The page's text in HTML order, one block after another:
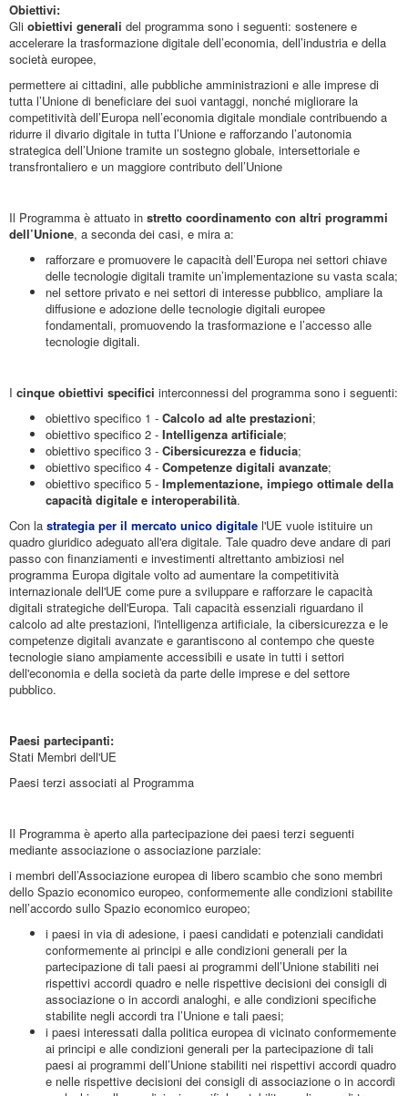
Obiettivi:
Gli obiettivi generali del programma sono i seguenti: sostenere e
accelerare la trasformazione digitale dell’economia, dell’industria e della
società europee,
permettere ai cittadini, alle pubbliche amministrazioni e alle imprese di
tutta l’Unione di beneficiare dei suoi vantaggi, nonché migliorare la
competitività dell’Europa nell’economia digitale mondiale contribuendo a
ridurre il divario digitale in tutta l’Unione e rafforzando l’autonomia
strategica dell’Unione tramite un sostegno globale, intersettoriale e
transfrontaliero e un maggiore contributo dell’Unione
Il Programma è attuato in stretto coordinamento con altri programmi
dell’Unione, a seconda dei casi, e mira a:
rafforzare e promuovere le capacità dell’Europa nei settori chiave
delle tecnologie digitali tramite un’implementazione su vasta scala;
nel settore privato e nei settori di interesse pubblico, ampliare la
diffusione e adozione delle tecnologie digitali europee
fondamentali, promuovendo la trasformazione e l’accesso alle
tecnologie digitali.
I cinque obiettivi specifici interconnessi del programma sono i seguenti:
obiettivo specifico 1 - Calcolo ad alte prestazioni;
obiettivo specifico 2 - Intelligenza artificiale;
obiettivo specifico 3 - Cibersicurezza e fiducia;
obiettivo specifico 4 - Competenze digitali avanzate;
obiettivo specifico 5 - Implementazione, impiego ottimale della
capacità digitale e interoperabilità.
Con la strategia per il mercato unico digitale l'UE vuole istituire un
quadro giuridico adeguato all'era digitale. Tale quadro deve andare di pari
passo con finanziamenti e investimenti altrettanto ambiziosi nel
programma Europa digitale volto ad aumentare la competitività
internazionale dell'UE come pure a sviluppare e rafforzare le capacità
digitali strategiche dell'Europa. Tali capacità essenziali riguardano il
calcolo ad alte prestazioni, l'intelligenza artificiale, la cibersicurezza e le
competenze digitali avanzate e garantiscono al contempo che queste
tecnologie siano ampiamente accessibili e usate in tutti i settori
dell'economia e della società da parte delle imprese e del settore
pubblico.
Paesi partecipanti:
Stati Membri dell'UE
Paesi terzi associati al Programma
Il Programma è aperto alla partecipazione dei paesi terzi seguenti
mediante associazione o associazione parziale:
i membri dell’Associazione europea di libero scambio che sono membri
dello Spazio economico europeo, conformemente alle condizioni stabilite
nell’accordo sullo Spazio economico europeo;
i paesi in via di adesione, i paesi candidati e potenziali candidati
conformemente ai principi e alle condizioni generali per la
partecipazione di tali paesi ai programmi dell’Unione stabiliti nei
rispettivi accordi quadro e nelle rispettive decisioni dei consigli di
associazione o in accordi analoghi, e alle condizioni specifiche
stabilite negli accordi tra l’Unione e tali paesi;
i paesi interessati dalla politica europea di vicinato conformemente
ai principi e alle condizioni generali per la partecipazione di tali
paesi ai programmi dell’Unione stabiliti nei rispettivi accordi quadro
e nelle rispettive decisioni dei consigli di associazione o in accordi